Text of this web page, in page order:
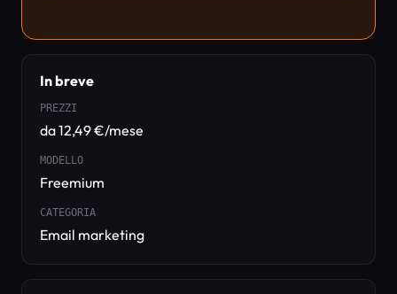
In breve
PREZZI
da 12,49 €/mese
MODELLO
Freemium
CATEGORIA
Email marketing